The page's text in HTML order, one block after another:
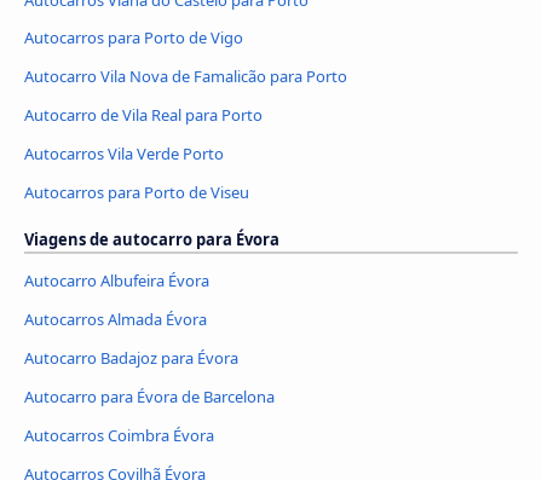
Autocarros para Porto de Vigo
Autocarro Vila Nova de Famalicão para Porto
Autocarro de Vila Real para Porto
Autocarros Vila Verde Porto
Autocarros para Porto de Viseu
Viagens de autocarro para Évora
Autocarro Albufeira Évora
Autocarros Almada Évora
Autocarro Badajoz para Évora
Autocarro para Évora de Barcelona
Autocarros Coimbra Évora
Autocarros Covilhã Évora